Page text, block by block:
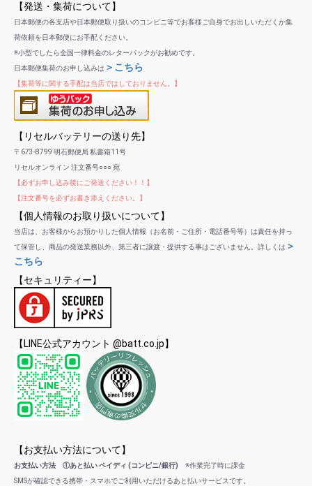
【発送・集荷について】
日本郵便の各支店や日本郵便取り扱いのコンビニ等でお客様ご自身でお出しいただくか集
荷依頼を日本郵便にお手配ください。
※小型でしたら全国一律料金のレターパックがお勧めです。
日本郵便集荷のお申し込みは ＞こちら
【集荷等に関する手配は当店ではしておりません。】
【リセルバッテリーの送り先】
〒673-8799 明石郵便局 私書箱11号
リセルオンライン 注文番号○○○ 宛
【必ずお申し込み後にご発送ください！！】
【注文番号を必ずお書き添えください。】
【個人情報のお取り扱いについて】
当店は、お客様からお預かりした個人情報（お名前・ご住所・電話番号等）は責任を持っ
て保管し、商品の発送業務以外、第三者に譲渡・提供する事はございません。詳しくは ＞
こちら
【セキュリティー】
【LINE公式アカウント @batt.co.jp】
【お支払い方法について】
お支払い方法 ①あと払い ペイディ (コンビニ/銀行) ※作業完了時に課金
SMSが確認できる携帯・スマホでご利用いただけるあと払いサービスです。